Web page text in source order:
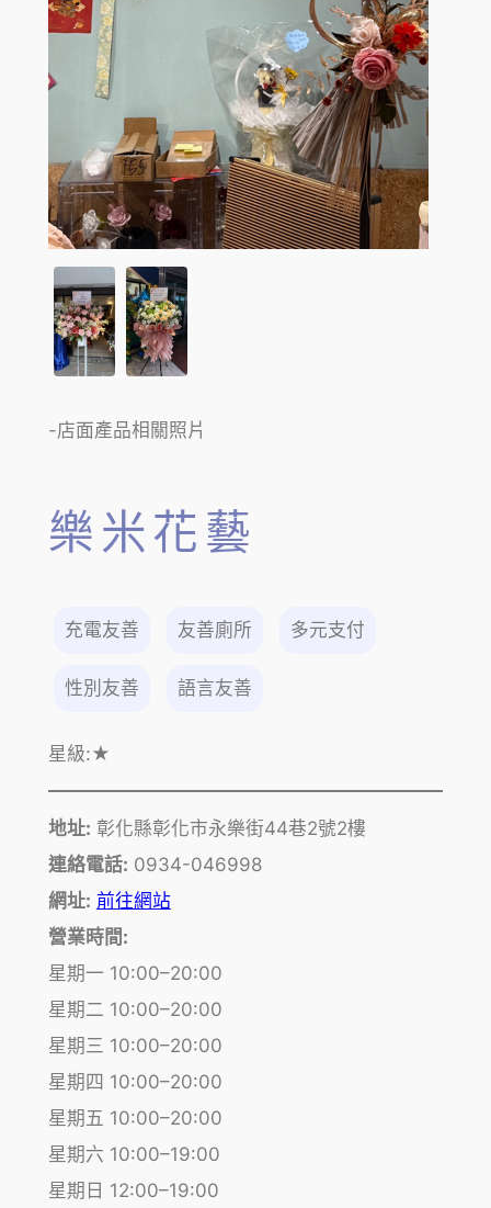
-店面產品相關照片
樂米花藝
充電友善 友善廁所 多元支付
性別友善 語言友善
星級:★
地址: 彰化縣彰化市永樂街44巷2號2樓
連絡電話: 0934-046998
網址: 前往網站
營業時間:
星期一 10:00–20:00
星期二 10:00–20:00
星期三 10:00–20:00
星期四 10:00–20:00
星期五 10:00–20:00
星期六 10:00–19:00
星期日 12:00–19:00